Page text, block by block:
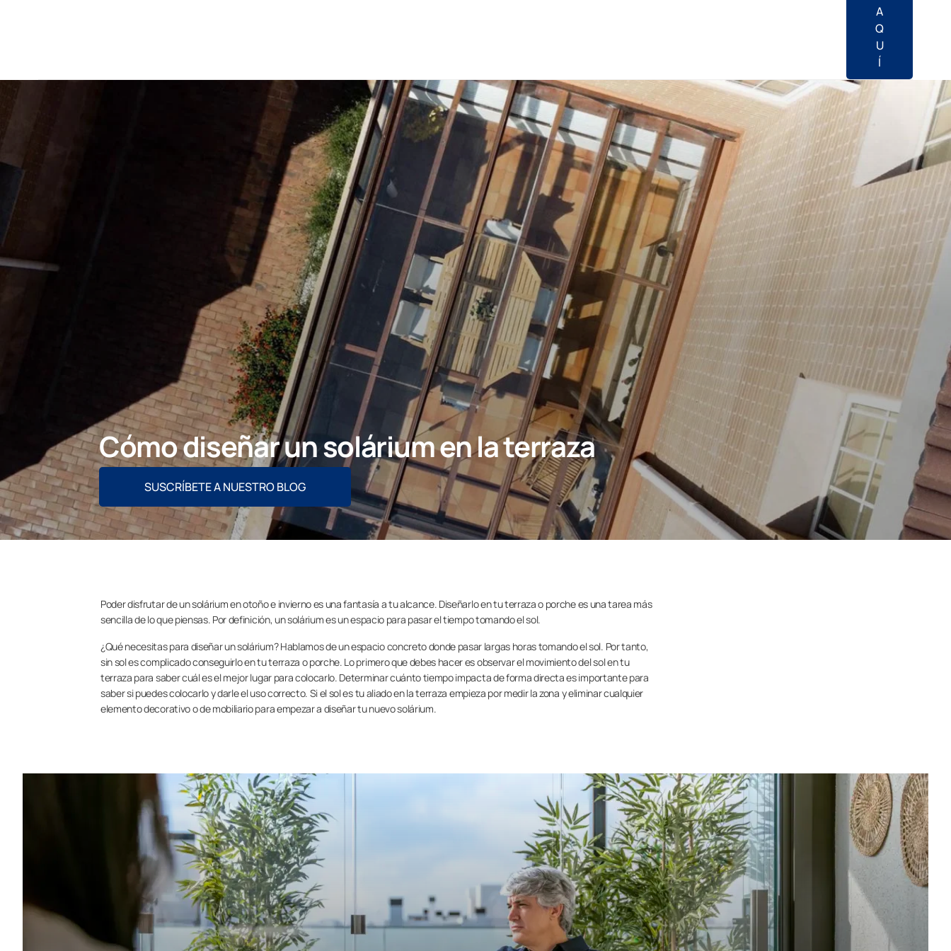
A
Q
U
Í
Cómo diseñar un solárium en la terraza
SUSCRÍBETE A NUESTRO BLOG
Poder disfrutar de un solárium en otoño e invierno es una fantasía a tu alcance. Diseñarlo en tu terraza o porche es una tarea más
sencilla de lo que piensas. Por definición, un solárium es un espacio para pasar el tiempo tomando el sol.
¿Qué necesitas para diseñar un solárium? Hablamos de un espacio concreto donde pasar largas horas tomando el sol. Por tanto,
sin sol es complicado conseguirlo en tu terraza o porche. Lo primero que debes hacer es observar el movimiento del sol en tu
terraza para saber cuál es el mejor lugar para colocarlo. Determinar cuánto tiempo impacta de forma directa es importante para
saber si puedes colocarlo y darle el uso correcto. Si el sol es tu aliado en la terraza empieza por medir la zona y eliminar cualquier
elemento decorativo o de mobiliario para empezar a diseñar tu nuevo solárium.